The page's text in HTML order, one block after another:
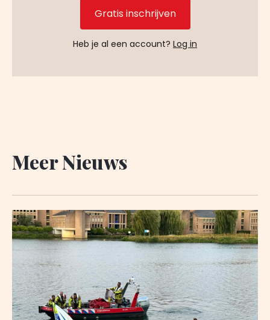
Gratis inschrijven
Heb je al een account? Log in
Meer Nieuws